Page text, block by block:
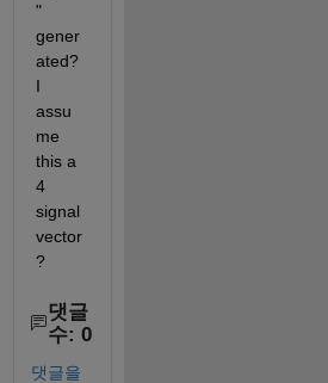
"
gener
ated?
I
assu
me
this a
4
signal
vector
?
댓글
수: 0
댓글을